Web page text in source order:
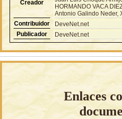
Creador
HORMANDO VACA
Antonio Galindo Neder,
Contribuidor
DeveNet.net
Publicador
DeveNet.net
Enlaces